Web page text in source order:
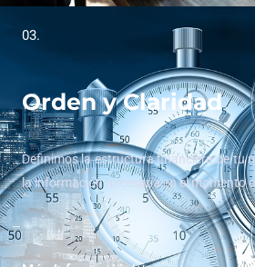
03.
Orden y Claridad
Definimos la estructura financiera de tu
la información necesaria en el momento